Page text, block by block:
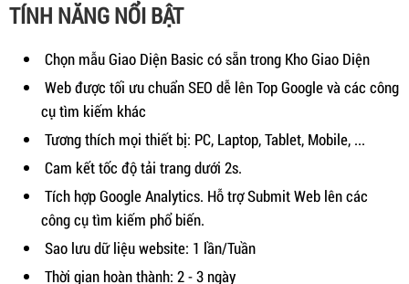
TÍNH NĂNG NỔI BẬT
Chọn mẫu Giao Diện Basic có sẵn trong Kho Giao Diện
Web được tối ưu chuẩn SEO dễ lên Top Google và các công
cụ tìm kiếm khác
Tương thích mọi thiết bị: PC, Laptop, Tablet, Mobile, ...
Cam kết tốc độ tải trang dưới 2s.
Tích hợp Google Analytics. Hỗ trợ Submit Web lên các
công cụ tìm kiếm phổ biến.
Sao lưu dữ liệu website: 1 lần/Tuần
Thời gian hoàn thành: 2 - 3 ngày